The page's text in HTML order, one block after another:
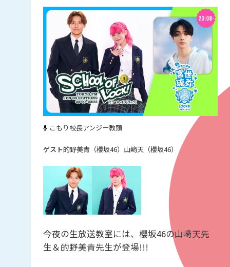
こもり校長アンジー教頭
的野美青（櫻坂46） 山﨑天（櫻坂46）
今夜の生放送教室には、櫻坂46の山﨑天先
生＆的野美青先生が登場!!!